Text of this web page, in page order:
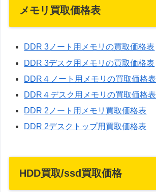
メモリ買取価格表
DDR 3ノート用メモリの買取価格表
DDR 3デスク用メモリの買取価格表
DDR４ノート用メモリの買取価格表
DDR４デスク用メモリの買取価格表
DDR 2ノート用メモリ買取価格表
DDR 2デスクトップ用買取価格表
HDD買取/ssd買取価格